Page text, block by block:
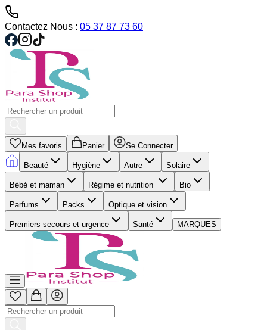
Contactez Nous : 05 37 87 73 60
Mes favoris Panier Se Connecter
Beauté Hygiène Autre Solaire
Bébé et maman Régime et nutrition Bio
Parfums Packs Optique et vision
Premiers secours et urgence Santé MARQUES